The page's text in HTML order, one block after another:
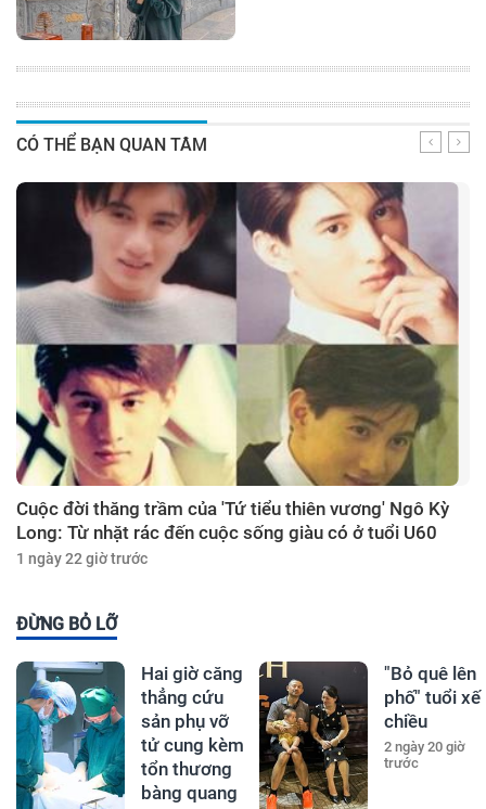
CÓ THỂ BẠN QUAN TÂM
Cuộc đời thăng trầm của 'Tứ tiểu thiên vương' Ngô Kỳ
Long: Từ nhặt rác đến cuộc sống giàu có ở tuổi U60
1 ngày 22 giờ trước
ĐỪNG BỎ LỠ
Hai giờ căng
thẳng cứu
sản phụ vỡ
tử cung kèm
tổn thương
bàng quang
"Bỏ quê lên
phố" tuổi xế
chiều
2 ngày 20 giờ
trước